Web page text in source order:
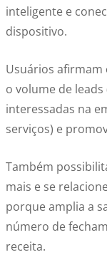
inteligente e
dispositivo.
Usuários afirmam
o volume de
interessadas na
serviços) e
Também
mais e se
porque amplia a
número de
receita.